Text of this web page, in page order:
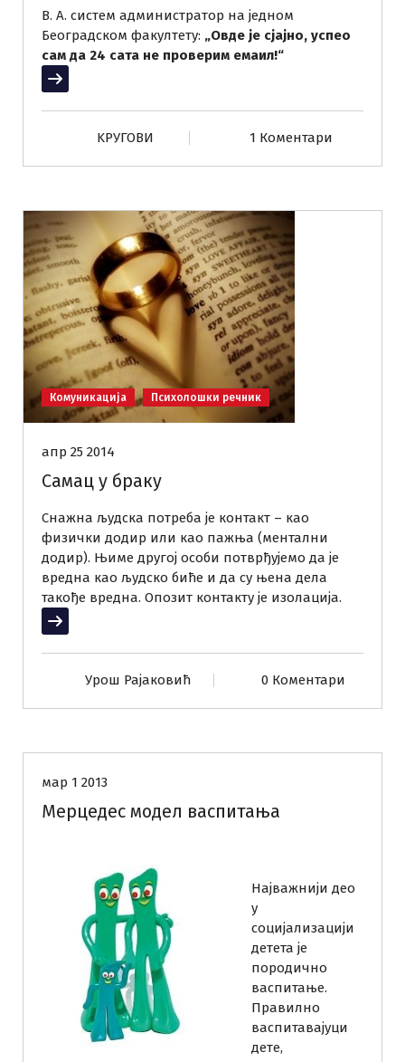
В. А. систем администратор на једном
Београдском факултету: „Овде је сјајно, успео
сам да 24 сата не проверим емаил!“
Прочитај више
KРУГОВИ 1 Коментари
Комуникација Психолошки речник
апр 25 2014
Самац у браку
Снажна људска потреба је контакт – као
физички додир или као пажња (ментални
додир). Њиме другој особи потврђујемо да је
вредна као људско биће и да су њена дела
такође вредна. Опозит контакту је изолација.
Прочитај више
Урош Рајаковић 0 Коментари
мар 1 2013
Мерцедес модел васпитања
Најважнији део
у
социјализацији
детета је
породично
васпитање.
Правилно
васпитавајуци
дете,